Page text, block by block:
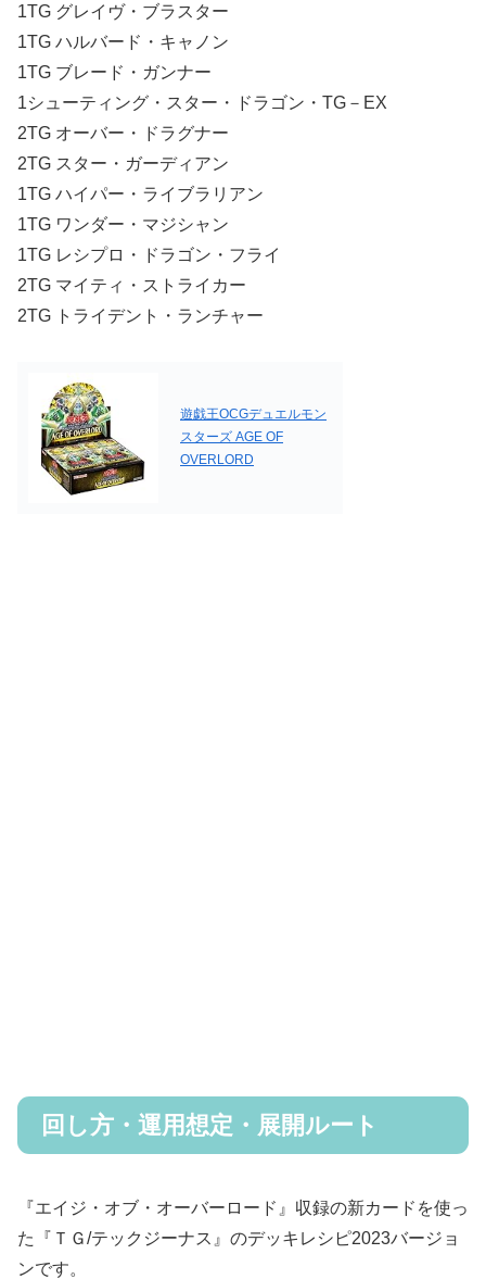
1TG グレイヴ・ブラスター
1TG ハルバード・キャノン
1TG ブレード・ガンナー
1シューティング・スター・ドラゴン・TG－EX
2TG オーバー・ドラグナー
2TG スター・ガーディアン
1TG ハイパー・ライブラリアン
1TG ワンダー・マジシャン
1TG レシプロ・ドラゴン・フライ
2TG マイティ・ストライカー
2TG トライデント・ランチャー
遊戯王OCGデュエルモン
スターズ AGE OF
OVERLORD
回し方・運用想定・展開ルート
『エイジ・オブ・オーバーロード』収録の新カードを使っ
た『ＴＧ/テックジーナス』のデッキレシピ2023バージョ
ンです。